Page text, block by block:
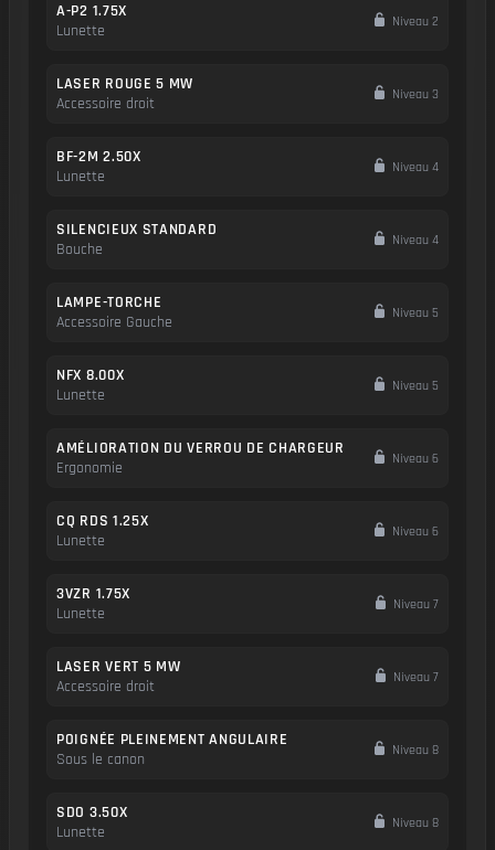
A-P2 1.75X
Lunette
Niveau 2
LASER ROUGE 5 MW
Accessoire droit
Niveau 3
BF-2M 2.50X
Lunette
Niveau 4
SILENCIEUX STANDARD
Bouche
Niveau 4
LAMPE-TORCHE
Accessoire Gauche
Niveau 5
NFX 8.00X
Lunette
Niveau 5
AMÉLIORATION DU VERROU DE CHARGEUR
Ergonomie
Niveau 6
CQ RDS 1.25X
Lunette
Niveau 6
3VZR 1.75X
Lunette
Niveau 7
LASER VERT 5 MW
Accessoire droit
Niveau 7
POIGNÉE PLEINEMENT ANGULAIRE
Sous le canon
Niveau 8
SDO 3.50X
Lunette
Niveau 8